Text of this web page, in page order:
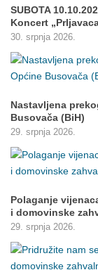
SUBOTA
Koncert
30. srpnja 2026.
Nastavljena
Busovača (BiH)
29. srpnja 2026.
Polaganje
i domovinske
29. srpnja 2026.